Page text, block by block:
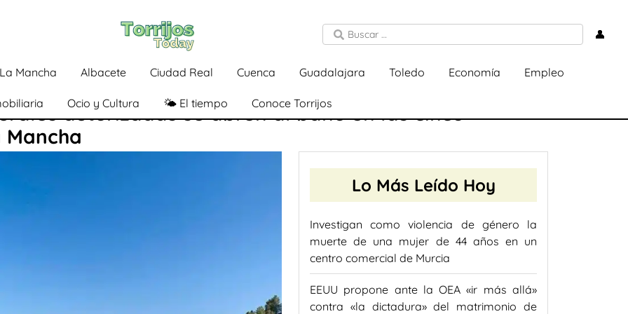
👤
Mancha Albacete Ciudad Real Cuenca Guadalajara Toledo Economía Empleo
Ocio y Cultura 🌤️ El tiempo Conoce Torrijos
autorizadas se abren al baño en las cinco
Lo Más Leído Hoy
Investigan como violencia de género la
muerte de una mujer de 44 años en un
centro comercial de Murcia
EEUU propone ante la OEA «ir más allá»
contra «la dictadura» del matrimonio de